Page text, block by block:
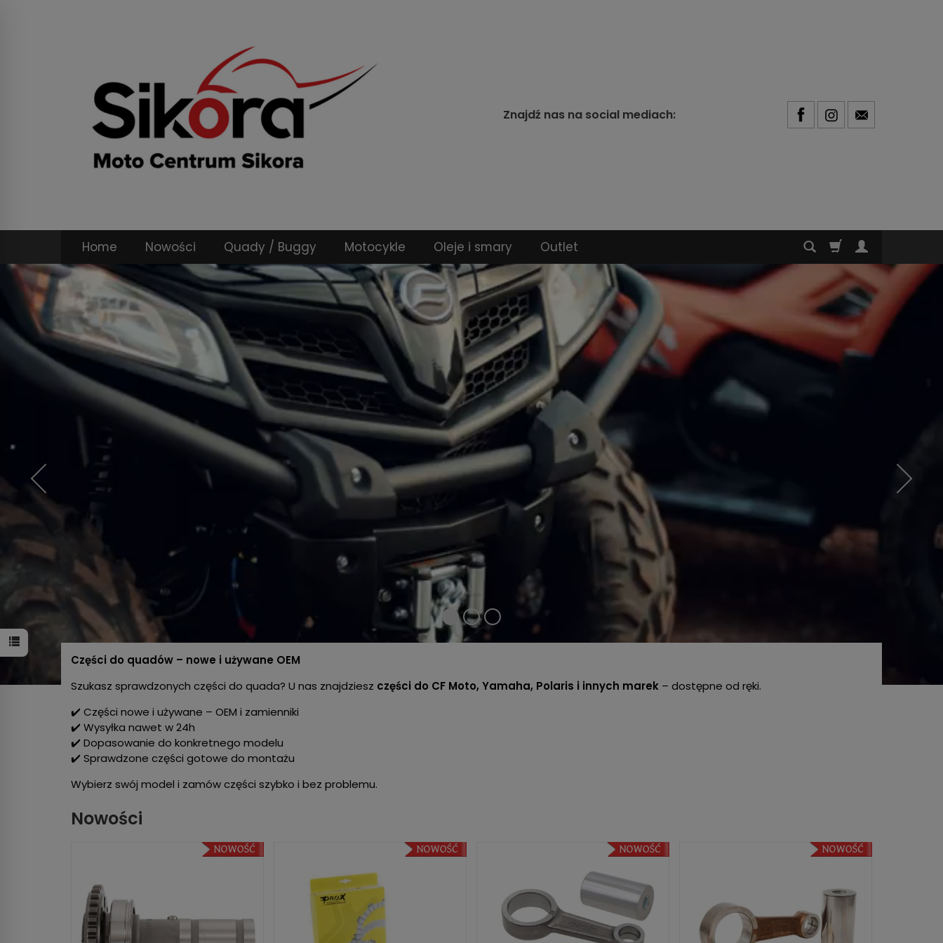
Znajdź nas na social mediach:
Home Nowości Quady / Buggy Motocykle Oleje i smary Outlet
Części do quadów – nowe i używane OEM
Szukasz sprawdzonych części do quada? U nas znajdziesz części do CF Moto, Yamaha, Polaris i innych marek – dostępne od ręki.
✔️ Części nowe i używane – OEM i zamienniki
✔️ Wysyłka nawet w 24h
✔️ Dopasowanie do konkretnego modelu
✔️ Sprawdzone części gotowe do montażu
Wybierz swój model i zamów części szybko i bez problemu.
Nowości